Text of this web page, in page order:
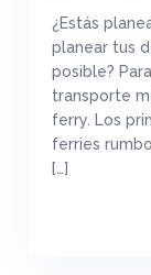
¿Estás
planear tus
posible?
transporte
ferry. Los
ferries
[…]